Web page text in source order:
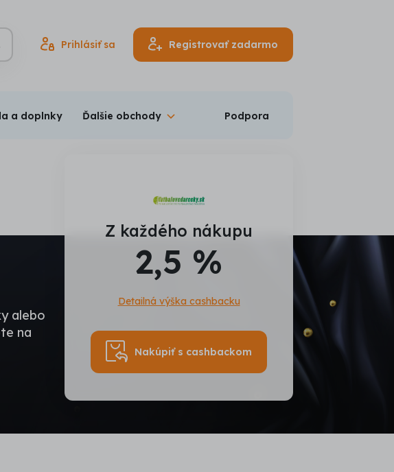
VyhľadávaniePrihlásiť sa Registrovať zadarmo
a doplnky Ďalšie obchody Podpora
alebo
na
Z každého nákupu
2,5 %
Detailná výška cashbacku
Nakúpiť s cashbackom